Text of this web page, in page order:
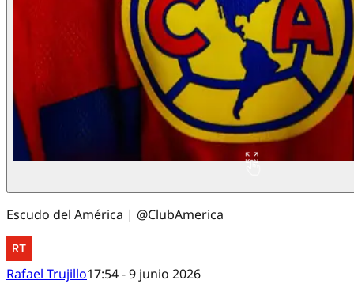
Escudo del América | @ClubAmerica
Rafael Trujillo17:54 - 9 junio 2026